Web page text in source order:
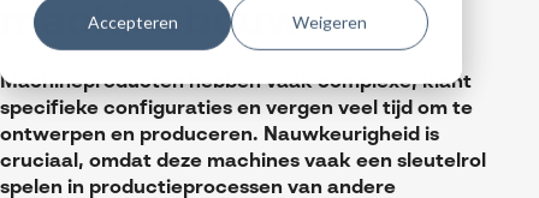
Accepteren Weigeren
SOLIDWORKS Design
AI in SOLIDWORKS Design
Cloud services gratis activeren
SOLIDWORKS Design Ultimate
CATIA
3DEXPERIENCE
nTopology
Manufacturing
DELMIA
SOLIDWORKS CAM
Databeheer & PLM
SOLIDWORKS PDM
Visiativ PLM
Virtueel testen
3DEXPERIENCE Cloud Simulation
Consultancy diensten
Cloud services for SOLIDWORKS
Cloudmigratie
Trainingen
3DEXPERIENCE trainingen
Trainingskalender
Helpdesk
My Visiativ Login
Over Visiativ
Ons bedrijf
Werken bij Visiativ
Contact
machinebouw
Machineproducten hebben vaak complexe, klant
specifieke configuraties en vergen veel tijd om te
ontwerpen en produceren. Nauwkeurigheid is
cruciaal, omdat deze machines vaak een sleutelrol
spelen in productieprocessen van andere